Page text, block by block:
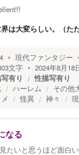
は大変らしい。（た
現代ファンタジー
文字 2024年8月18
有り 性描写有り
ハーレム その他
怪異 神々
なる
たいと思うほど面白い